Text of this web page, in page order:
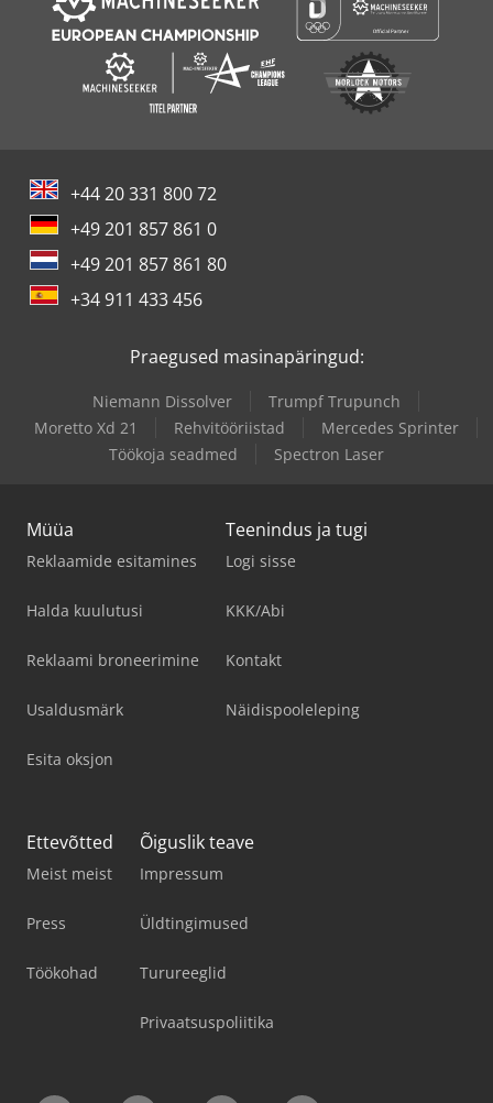
+44 20 331 800 72
+49 201 857 861 0
+49 201 857 861 80
+34 911 433 456
Praegused masinapäringud:
Niemann Dissolver
Trumpf Trupunch
Moretto Xd 21
Rehvitööriistad
Mercedes Sprinter
Töökoja seadmed
Spectron Laser
Müüa
Reklaamide esitamines
Halda kuulutusi
Reklaami broneerimine
Usaldusmärk
Esita oksjon
Teenindus ja tugi
Logi sisse
KKK/Abi
Kontakt
Näidispooleleping
Ettevõtted
Meist meist
Press
Töökohad
Õiguslik teave
Impressum
Üldtingimused
Turureeglid
Privaatsuspoliitika